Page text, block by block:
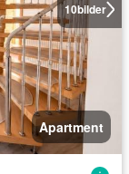
10bilder
Apartment